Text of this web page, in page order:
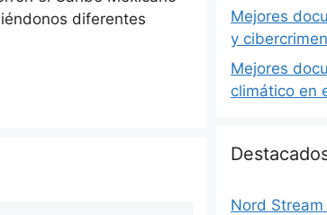
diferentes
Mejores
y
Mejores
climático en
Nord